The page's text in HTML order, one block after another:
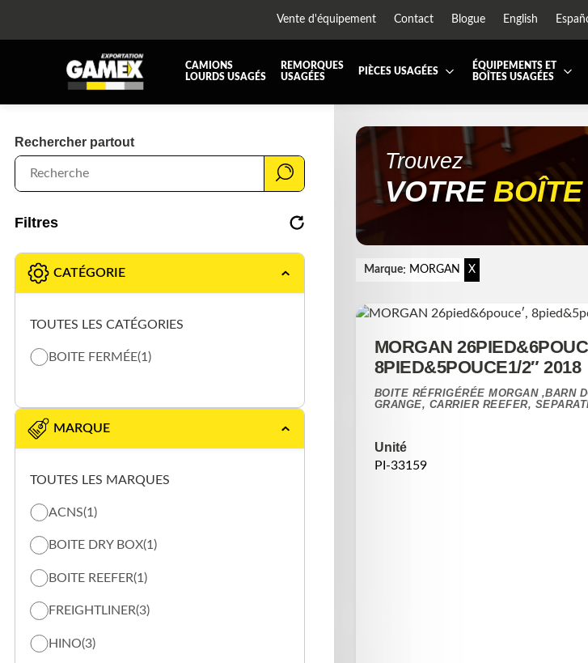
Vente d'équipement Contact Blogue English
CAMIONS
LOURDS USAGÉS
REMORQUES
USAGÉES
PIÈCES USAGÉES
BOÎTE À BATTERIES ET COFFRE À OUTILS CABINES ET PIÈCES DE CABINE
DIFFÉRENTIELS ET SUSPENSIONS
MOTEURS ET PIÈCES DE MOTEURS
PROTECTEUR DE CABINE
RÉSERVOIR DIESEL - RÉSERVOIR A AIR
ÉQUIPEMENT DE REMORQUE
ÉQUIPEMENTS ET
BOÎTES USAGÉES
BOITE RÉFRIGERE
ÉQUIPEMENT À NEIGE
Rechercher partout
Filtres
CATÉGORIE
TOUTES LES CATÉGORIES
BOITE FERMÉE(1)
MARQUE
TOUTES LES MARQUES
ACNS(1)
BOITE DRY BOX(1)
BOITE REEFER(1)
FREIGHTLINER(3)
HINO(3)
Trouvez
VOTRE
Marque: MORGAN X
MORGAN
8PIED&5POUCE1/2″ 2018
BOITE RÉFRIGÉRÉE MORGAN ,BARN
GRANGE, CARRIER REEFER,
Unité
PI-33159